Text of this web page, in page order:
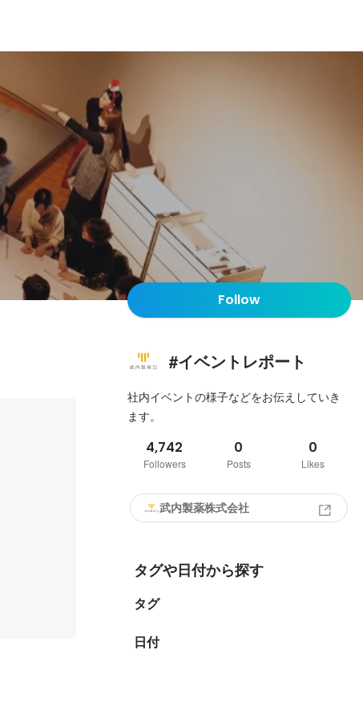
Follow
#イベントレポート
社内イベントの様子などをお伝えしていき
ます。
4,742
Followers
0
Posts
0
Likes
武内製薬株式会社
タグや日付から探す
タグ
日付